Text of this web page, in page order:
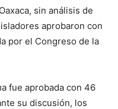
sin análisis de
aprobaron con
por el Congreso de la
fue aprobada con 46
su discusión, los